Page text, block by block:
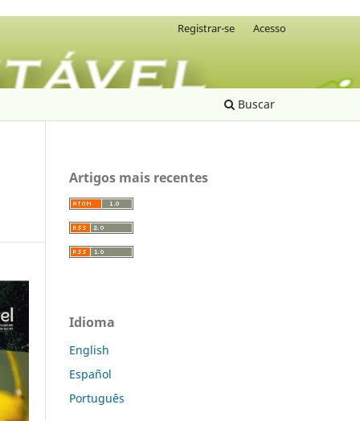
Buscar
Registrar-se Acesso
Artigos mais recentes
Idioma
English
Español
Português